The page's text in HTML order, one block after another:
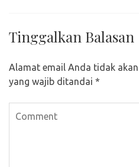
Tinggalkan Balasan
Alamat email Anda tidak
yang wajib ditandai *